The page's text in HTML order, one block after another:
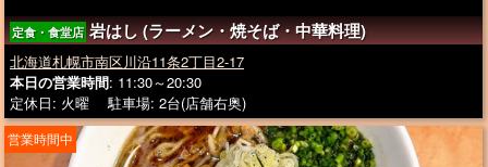
定食・食堂店 岩はし (ラーメン・焼そば・中華料理)
北海道札幌市南区川沿11条2丁目2-17
本日の営業時間: 11:30～20:30
定休日: 火曜 駐車場: 2台(店舗右奥)
営業時間中